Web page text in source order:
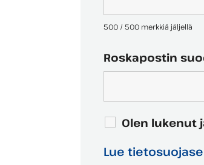
500 / 500 merkkiä jäljellä
Roskapostin
Olen lukenut
Lue